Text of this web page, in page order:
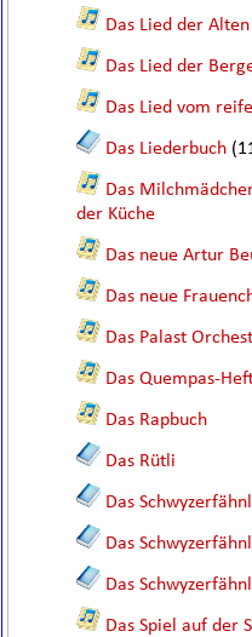
Das Lied der Alten
Das Lied der
Das Lied vom
Das Liederbuch
Das
der Küche
Das neue Artur
Das neue
Das Palast
Das Quempas-
Das Rapbuch
Das Rütli
Das
Das
Das
Das Spiel auf der